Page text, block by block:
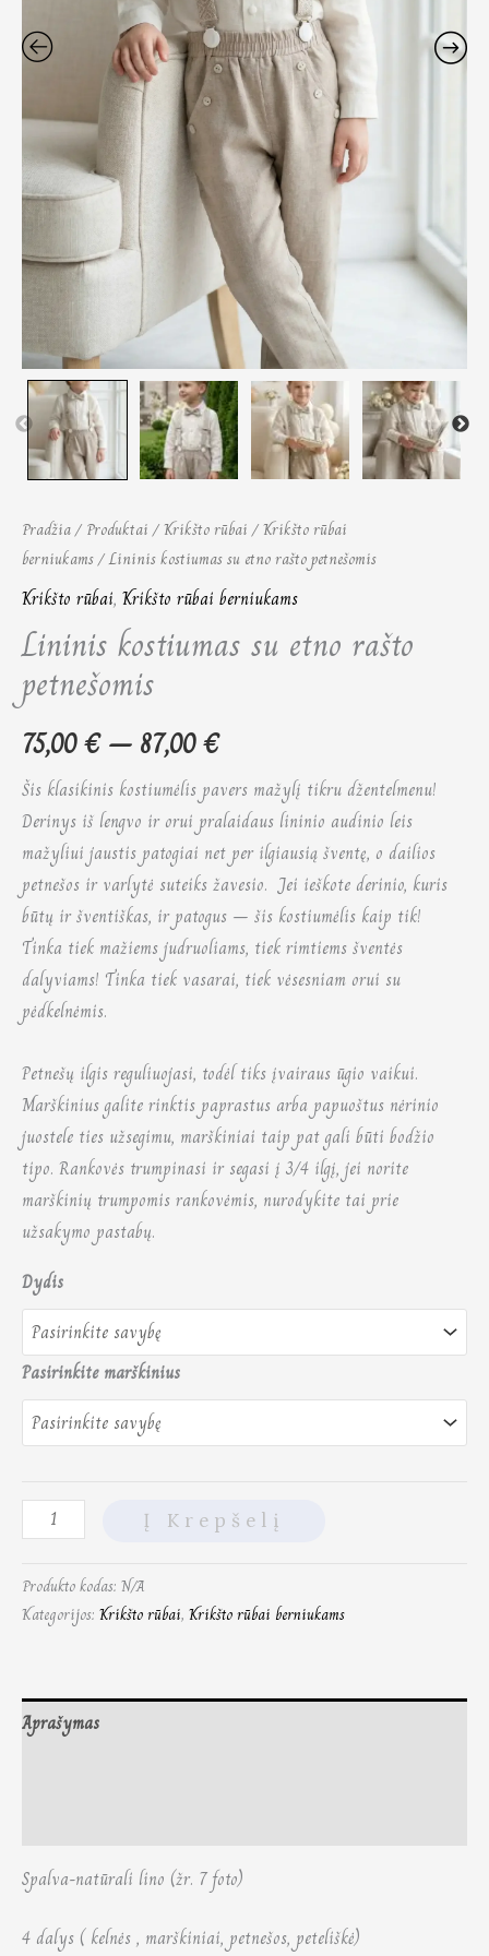
Pradžia/ Produktai/Krikšto rūbai/Krikšto rūbai
berniukams/ Lininis kostiumas su etno rašto petnešomis
Krikšto rūbai, Krikšto rūbai berniukams
Lininis kostiumas su etno rašto
petnešomis
75,00€ – 87,00€
Šis klasikinis kostiumėlis pavers mažylį tikru džentelmenu!
Derinys iš lengvo ir orui pralaidaus lininio audinio leis
mažyliui jaustis patogiai net per ilgiausią šventę, o dailios
petnešos ir varlytė suteiks žavesio. Jei ieškote derinio, kuris
būtų ir šventiškas, ir patogus – šis kostiumėlis kaip tik!
Tinka tiek mažiems judruoliams, tiek rimtiems šventės
dalyviams! Tinka tiek vasarai, tiek vėsesniam orui su
pėdkelnėmis.
Petnešų ilgis reguliuojasi, todėl tiks įvairaus ūgio vaikui.
Marškinius galite rinktis paprastus arba papuoštus nėrinio
juostele ties užsegimu, marškiniai taip pat gali būti bodžio
tipo. Rankovės trumpinasi ir segasi į 3/4 ilgį, jei norite
marškinių trumpomis rankovėmis, nurodykite tai prie
užsakymo pastabų.
Dydis
Pasirinkite marškinius
Į Krepšelį
Produkto kodas: N/A
Kategorijos: Krikšto rūbai, Krikšto rūbai berniukams
Aprašymas
Spalva-natūrali lino (žr. 7 foto)
4 dalys ( kelnės , marškiniai, petnešos, peteliškė)